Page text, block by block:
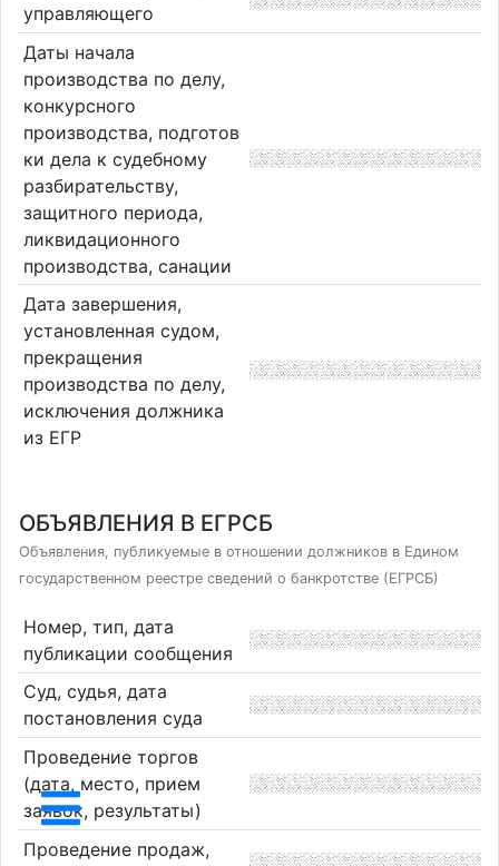
управляющего
Даты начала
производства по делу,
конкурсного
производства, подготов
ки дела к судебному
разбирательству,
защитного периода,
ликвидационного
производства, санации
Дата завершения,
установленная судом,
прекращения
производства по делу,
исключения должника
из ЕГР
ОБЪЯВЛЕНИЯ В ЕГРСБ
Объявления, публикуемые в отношении должников в Едином
государственном реестре сведений о банкротстве (ЕГРСБ)
Номер, тип, дата
публикации сообщения
Суд, судья, дата
постановления суда
Проведение торгов
(дата, место, прием
заявок, результаты)
Проведение продаж,